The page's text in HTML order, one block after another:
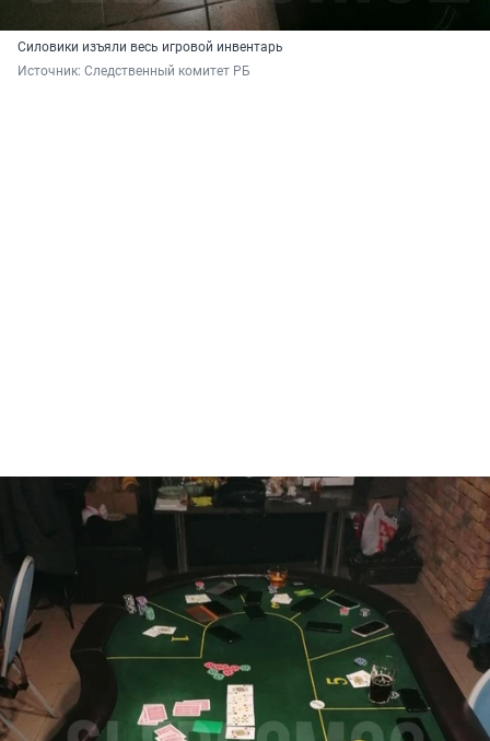
Силовики изъяли весь игровой инвентарь
Источник: Следственный комитет РБ